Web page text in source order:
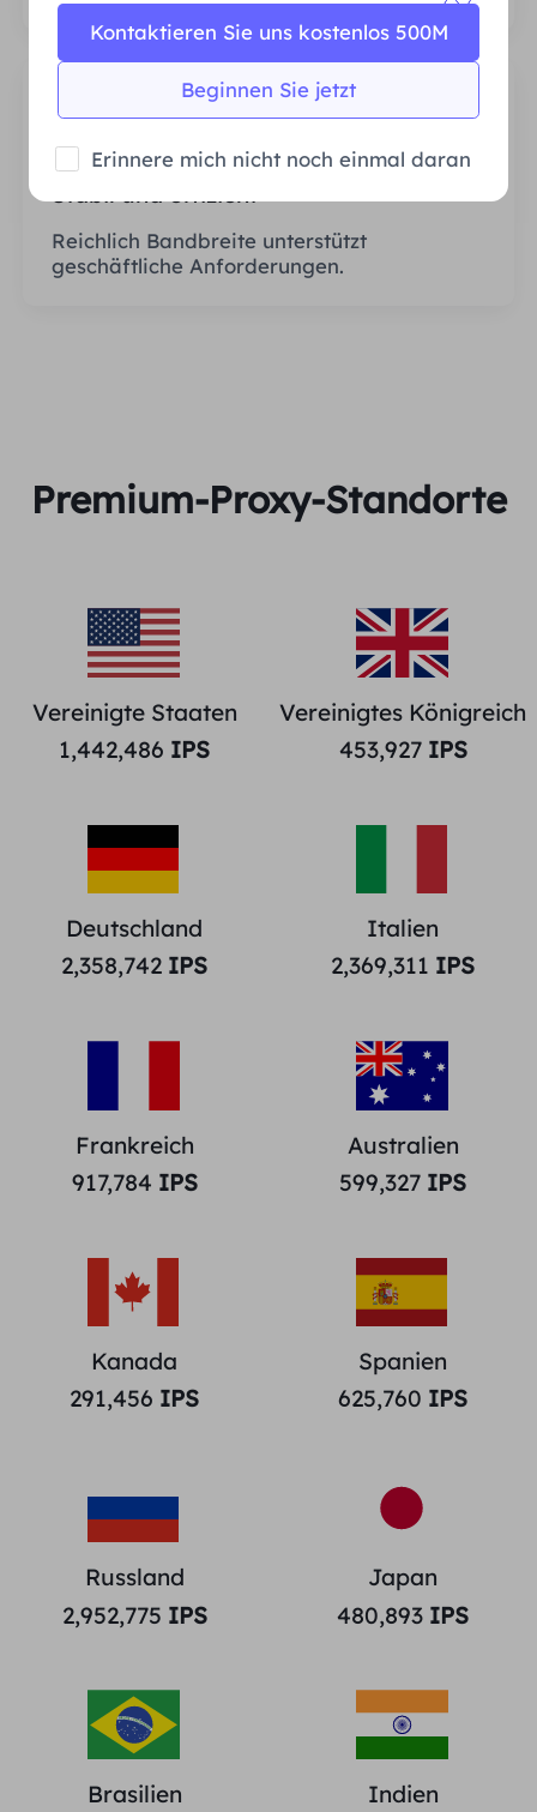
Bedürfnissen jedes Kunden gerecht zu
werden.
Stabil und effizient
Reichlich Bandbreite unterstützt
geschäftliche Anforderungen.
Premium-Proxy-Standorte
Vereinigte Staaten
1,442,486 IPS
Vereinigtes Königreich
453,927IPS
Deutschland
2,358,742 IPS
Italien
2,369,311 IPS
Frankreich
917,784 IPS
Australien
599,327 IPS
Kanada
291,456 IPS
Spanien
625,760 IPS
Russland
2,952,775 IPS
Japan
480,893 IPS
Brasilien Indien
Beginnen Sie jetzt
Kontaktieren Sie uns kostenlos 500M
Erinnere mich nicht noch einmal daran